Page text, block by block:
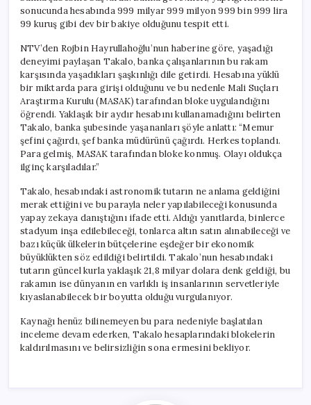
sonucunda hesabında 999 milyar 999 milyon 999 bin 999 lira
99 kuruş gibi dev bir bakiye olduğunu tespit etti.
NTV’den Rojbin Hayrullahoğlu’nun haberine göre, yaşadığı
deneyimi paylaşan Takalo, banka çalışanlarının bu rakam
karşısında yaşadıkları şaşkınlığı dile getirdi. Hesabına yüklü
bir miktarda para girişi olduğunu ve bu nedenle Mali Suçları
Araştırma Kurulu (MASAK) tarafından bloke uygulandığını
öğrendi. Yaklaşık bir aydır hesabını kullanamadığını belirten
Takalo, banka şubesinde yaşananları şöyle anlattı: “Memur
şefini çağırdı, şef banka müdürünü çağırdı. Herkes toplandı.
Para gelmiş, MASAK tarafından bloke konmuş. Olayı oldukça
ilginç karşıladılar.”
Takalo, hesabındaki astronomik tutarın ne anlama geldiğini
merak ettiğini ve bu parayla neler yapılabileceği konusunda
yapay zekaya danıştığını ifade etti. Aldığı yanıtlarda, binlerce
stadyum inşa edilebileceği, tonlarca altın satın alınabileceği ve
bazı küçük ülkelerin bütçelerine eşdeğer bir ekonomik
büyüklükten söz edildiği belirtildi. Takalo’nun hesabındaki
tutarın güncel kurla yaklaşık 21,8 milyar dolara denk geldiği, bu
rakamın ise dünyanın en varlıklı iş insanlarının servetleriyle
kıyaslanabilecek bir boyutta olduğu vurgulanıyor.
Kaynağı henüz bilinemeyen bu para nedeniyle başlatılan
inceleme devam ederken, Takalo hesaplarındaki blokelerin
kaldırılmasını ve belirsizliğin sona ermesini bekliyor.